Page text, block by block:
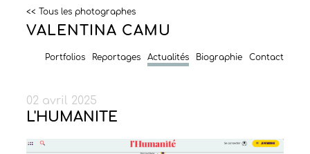
<< Tous les photographes
VALENTINA CAMU
Portfolios Reportages Actualités Biographie Contact
02 avril 2025
L'HUMANITE